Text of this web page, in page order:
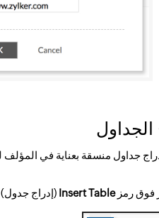
الجداول
جداول منسقة بعناية في المؤلف
فوق رمزInsert Table (إدراج